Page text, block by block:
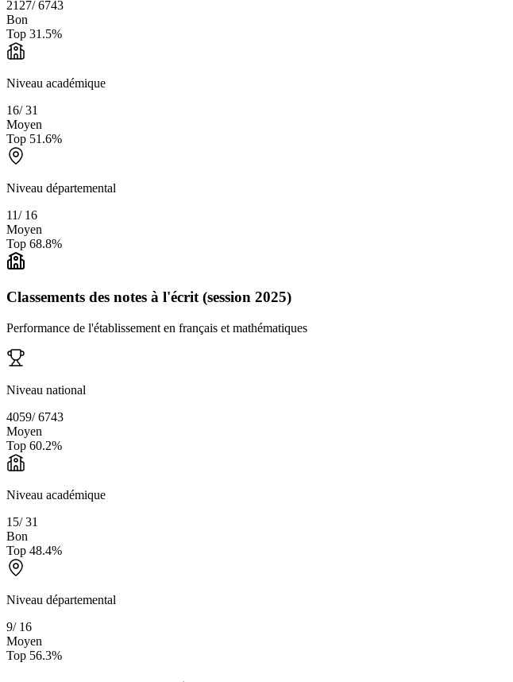
2127/6743
Bon
Top 31.5%
Niveau académique
16/31
Moyen
Top 51.6%
Niveau départemental
11/ 16
Moyen
Top 68.8%
Classements des notes à l'écrit (session 2025)
Performance de l'établissement en français et mathématiques
Niveau national
4059/6743
Moyen
Top 60.2%
Niveau académique
15/31
Bon
Top 48.4%
Niveau départemental
9/ 16
Moyen
Top 56.3%